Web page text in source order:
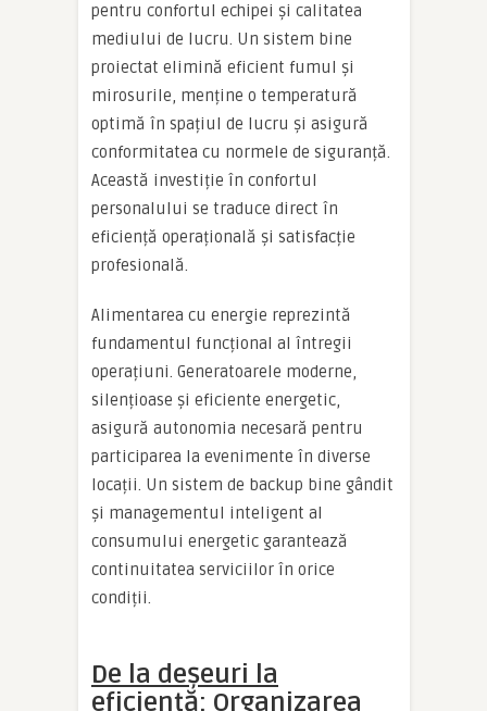
pentru confortul echipei și calitatea
mediului de lucru. Un sistem bine
proiectat elimină eficient fumul și
mirosurile, menține o temperatură
optimă în spațiul de lucru și asigură
conformitatea cu normele de siguranță.
Această investiție în confortul
personalului se traduce direct în
eficiență operațională și satisfacție
profesională.
Alimentarea cu energie reprezintă
fundamentul funcțional al întregii
operațiuni. Generatoarele moderne,
silențioase și eficiente energetic,
asigură autonomia necesară pentru
participarea la evenimente în diverse
locații. Un sistem de backup bine gândit
și managementul inteligent al
consumului energetic garantează
continuitatea serviciilor în orice
condiții.
De la deșeuri la
eficiență: Organizarea